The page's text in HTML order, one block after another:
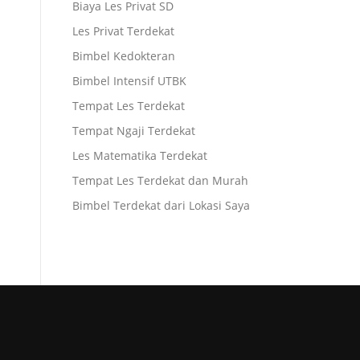
Biaya Les Privat SD
Les Privat Terdekat
Bimbel Kedokteran
Bimbel Intensif UTBK
Tempat Les Terdekat
Tempat Ngaji Terdekat
Les Matematika Terdekat
Tempat Les Terdekat dan Murah
Bimbel Terdekat dari Lokasi Saya